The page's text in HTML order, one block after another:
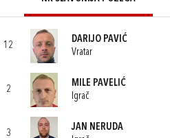
12
DARIJO PAVIĆ
Vratar
2
MILE PAVELIĆ
Igrač
3
JAN NERUDA